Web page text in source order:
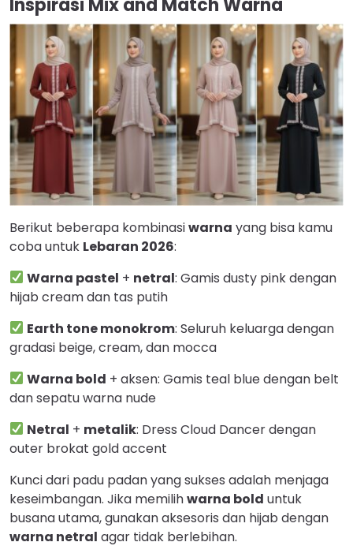
Berikut beberapa kombinasiwarna yang bisa kamu
coba untuk Lebaran 2026:
Warna pastel + netral: Gamis dusty pink dengan
hijab cream dan tas putih
Earth tone monokrom: Seluruh keluarga dengan
gradasi beige, cream, dan mocca
Warna bold + aksen: Gamis teal blue dengan belt
dan sepatu warna nude
Netral + metalik: Dress Cloud Dancer dengan
outer brokat gold accent
Kunci dari padu padan yang sukses adalah menjaga
keseimbangan. Jika memilihwarna bold untuk
busana utama, gunakan aksesoris dan hijab dengan
warna netral agar tidak berlebihan.